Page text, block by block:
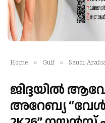
Home » Gulf » Saudi
ജിദ്ദയിൽ
അറേബ്യ